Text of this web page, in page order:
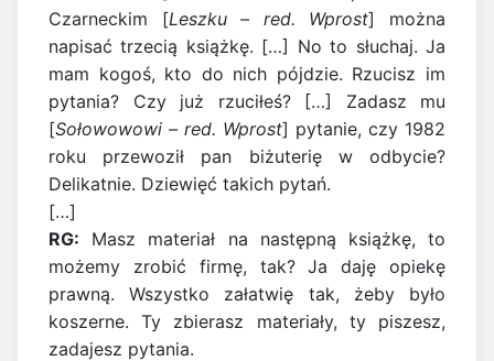
Czarneckim [Leszku – red. Wprost] można
napisać trzecią książkę. […] No to słuchaj. Ja
mam kogoś, kto do nich pójdzie. Rzucisz im
pytania? Czy już rzuciłeś? […] Zadasz mu
[Sołowowowi – red. Wprost] pytanie, czy 1982
roku przewoził pan biżuterię w odbycie?
Delikatnie. Dziewięć takich pytań.
[…]
RG: Masz materiał na następną książkę, to
możemy zrobić firmę, tak? Ja daję opiekę
prawną. Wszystko załatwię tak, żeby było
koszerne. Ty zbierasz materiały, ty piszesz,
zadajesz pytania.